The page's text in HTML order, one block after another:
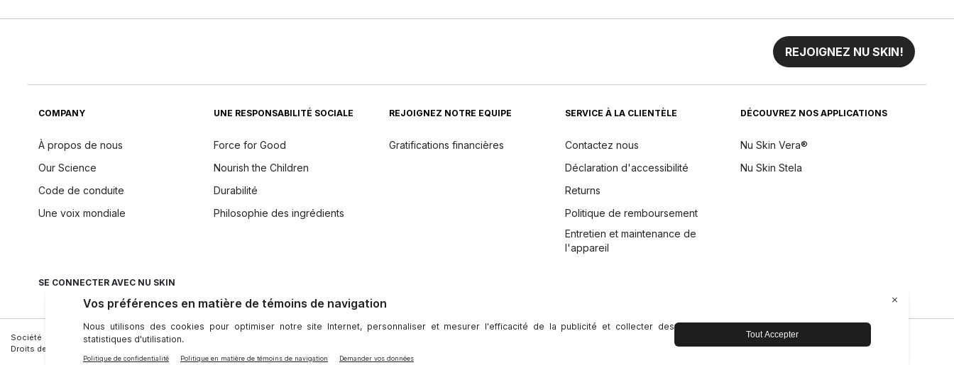
REJOIGNEZ NU SKIN!
COMPANY
À propos de nous
Our Science
Code de conduite
Une voix mondiale
UNE RESPONSABILITÉ SOCIALE
Force for Good
Nourish the Children
Durabilité
Philosophie des ingrédients
REJOIGNEZ NOTRE EQUIPE
Gratifications financières
SERVICE À LA CLIENTÈLE
Contactez nous
Déclaration d'accessibilité
Returns
Politique de remboursement
Entretien et maintenance de
l'appareil
DÉCOUVREZ NOS APPLICATIONS
Nu Skin Vera®
Nu Skin Stela
SE CONNECTER AVEC NU SKIN
Société Juridique | Conditions D’utilisation
Droits des personnes concernées